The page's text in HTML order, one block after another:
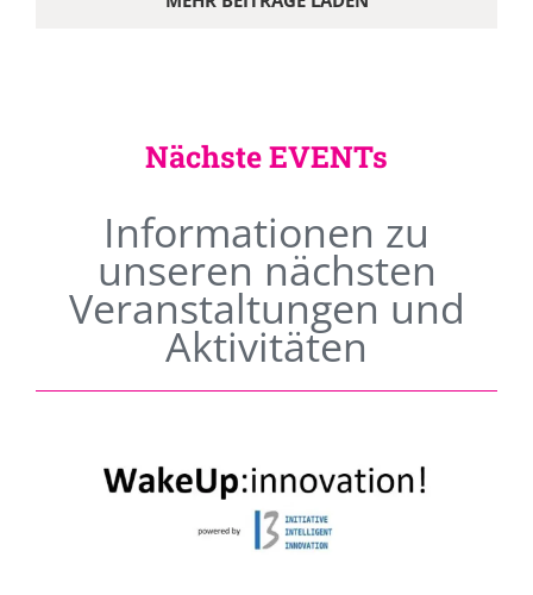
Nächste EVENTs
Informationen zu
unseren nächsten
Veranstaltungen und
Aktivitäten